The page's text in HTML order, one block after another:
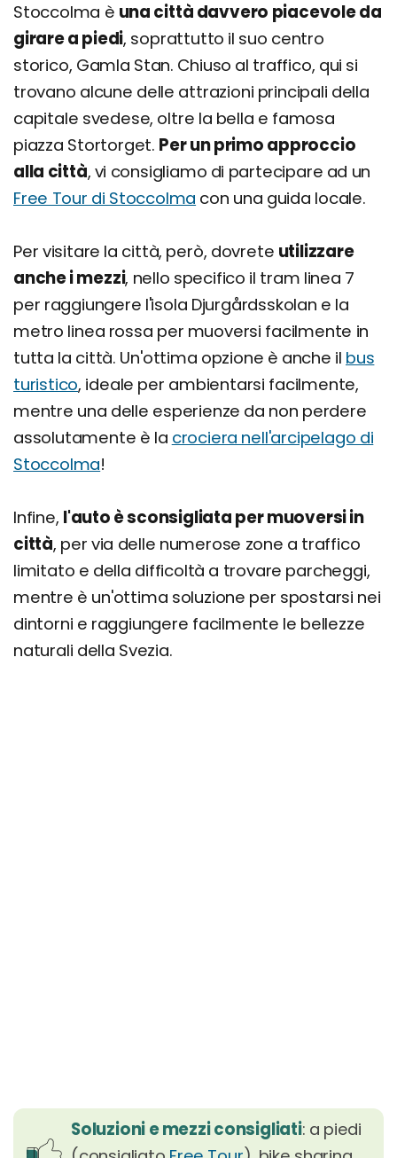
Stoccolma è una città davvero piacevole da
girare a piedi, soprattutto il suo centro
storico, Gamla Stan. Chiuso al traffico, qui si
trovano alcune delle attrazioni principali della
capitale svedese, oltre la bella e famosa
piazza Stortorget. Per un primo approccio
alla città, vi consigliamo di partecipare ad un
Free Tour di Stoccolma con una guida locale.
Per visitare la città, però, dovrete utilizzare
anche i mezzi, nello specifico il tram linea 7
per raggiungere l'isola Djurgårdsskolan e la
metro linea rossa per muoversi facilmente in
tutta la città. Un'ottima opzione è anche il bus
turistico, ideale per ambientarsi facilmente,
mentre una delle esperienze da non perdere
assolutamente è la crociera nell'arcipelago di
Stoccolma!
Infine, l'auto è sconsigliata per muoversi in
città, per via delle numerose zone a traffico
limitato e della difficoltà a trovare parcheggi,
mentre è un'ottima soluzione per spostarsi nei
dintorni e raggiungere facilmente le bellezze
naturali della Svezia.
Soluzioni e mezzi consigliati: a piedi